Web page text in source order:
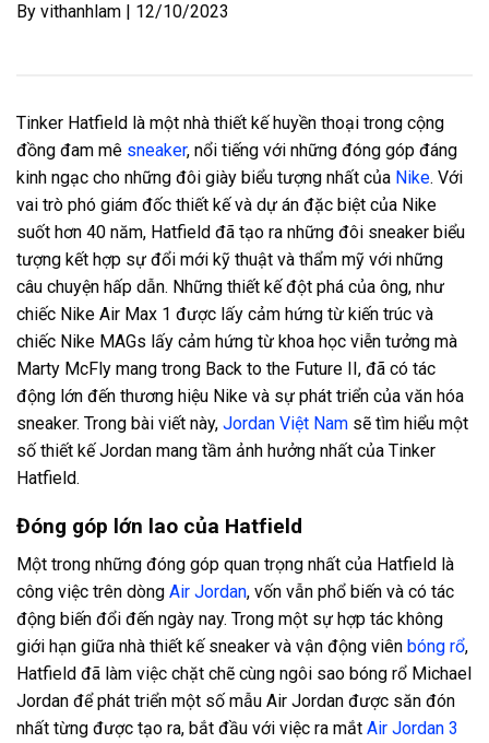
By vithanhlam | 12/10/2023
Tinker Hatfield là một nhà thiết kế huyền thoại trong cộng
đồng đam mê sneaker, nổi tiếng với những đóng góp đáng
kinh ngạc cho những đôi giày biểu tượng nhất của Nike. Với
vai trò phó giám đốc thiết kế và dự án đặc biệt của Nike
suốt hơn 40 năm, Hatfield đã tạo ra những đôi sneaker biểu
tượng kết hợp sự đổi mới kỹ thuật và thẩm mỹ với những
câu chuyện hấp dẫn. Những thiết kế đột phá của ông, như
chiếc Nike Air Max 1 được lấy cảm hứng từ kiến trúc và
chiếc Nike MAGs lấy cảm hứng từ khoa học viễn tưởng mà
Marty McFly mang trong Back to the Future II, đã có tác
động lớn đến thương hiệu Nike và sự phát triển của văn hóa
sneaker. Trong bài viết này, Jordan Việt Nam sẽ tìm hiểu một
số thiết kế Jordan mang tầm ảnh hưởng nhất của Tinker
Hatfield.
Đóng góp lớn lao của Hatfield
Một trong những đóng góp quan trọng nhất của Hatfield là
công việc trên dòng Air Jordan, vốn vẫn phổ biến và có tác
động biến đổi đến ngày nay. Trong một sự hợp tác không
giới hạn giữa nhà thiết kế sneaker và vận động viên bóng rổ,
Hatfield đã làm việc chặt chẽ cùng ngôi sao bóng rổ Michael
Jordan để phát triển một số mẫu Air Jordan được săn đón
nhất từng được tạo ra, bắt đầu với việc ra mắt Air Jordan 3